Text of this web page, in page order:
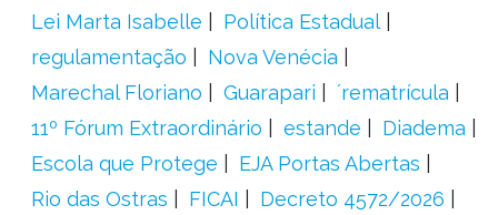
Lei Marta Isabelle
Política Estadual
regulamentação
Nova Venécia
Marechal Floriano
Guarapari
´rematrícula
11º Fórum Extraordinário
estande
Diadema
Escola que Protege
EJA Portas Abertas
Rio das Ostras
FICAI
Decreto 4572/2026